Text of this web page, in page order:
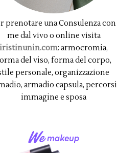
prenotare una Consulenza con
me dal vivo o online visita
iristinunin.com: armocromia,
del viso, forma del corpo,
personale, organizzazione
armadio capsula, percorsi
immagine e sposa